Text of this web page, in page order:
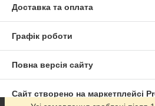
Доставка та оплата
Графік роботи
Повна версія сайту
Сайт створено на маркетплейсі